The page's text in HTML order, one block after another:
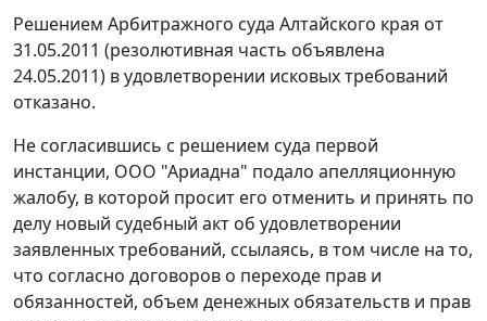
Решением Арбитражного суда Алтайского края от
31.05.2011 (резолютивная часть объявлена
24.05.2011) в удовлетворении исковых требований
отказано.
Не согласившись с решением суда первой
инстанции, ООО "Ариадна" подало апелляционную
жалобу, в которой просит его отменить и принять по
делу новый судебный акт об удовлетворении
заявленных требований, ссылаясь, в том числе на то,
что согласно договоров о переходе прав и
обязанностей, объем денежных обязательств и прав